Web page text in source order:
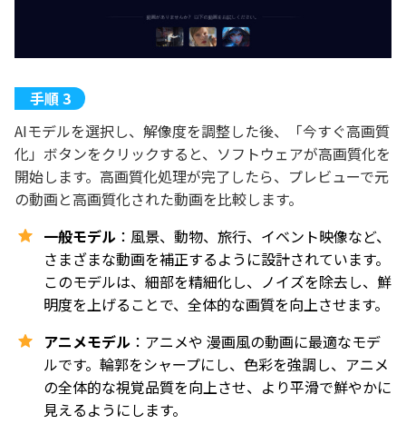
AIモデルを選択し、解像度を調整した後、「今すぐ高画質
化」ボタンをクリックすると、ソフトウェアが高画質化を
開始します。高画質化処理が完了したら、プレビューで元
の動画と高画質化された動画を比較します。
一般モデル ：風景、動物、旅行、イベント映像など、
さまざまな動画を補正するように設計されています。
このモデルは、細部を精細化し、ノイズを除去し、鮮
明度を上げることで、全体的な画質を向上させます。
アニメモデル ：アニメや 漫画風の動画に最適なモデ
ルです。輪郭をシャープにし、色彩を強調し、アニメ
の全体的な視覚品質を向上させ、より平滑で鮮やかに
見えるようにします。